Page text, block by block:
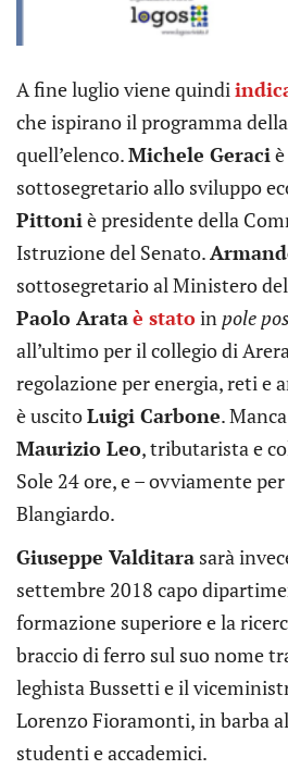
A fine luglio viene quindi
che ispirano il programma
quell’elenco.Michele Geraci
sottosegretario allo sviluppo
Pittoniè presidente della
Istruzione del Senato.
sottosegretario al Ministero
Paolo Arataè statoin pole
all’ultimo per il collegio di
regolazione per energia, reti e
è uscitoLuigi Carbone.
Maurizio Leo, tributarista e
Sole 24 ore, e – ovviamente
Blangiardo.
Giuseppe Valditara sarà
settembre 2018 capo
formazione superiore e la
braccio di ferro sul suo nome
leghista Bussetti e il
Lorenzo Fioramonti, in barba
studenti e accademici.